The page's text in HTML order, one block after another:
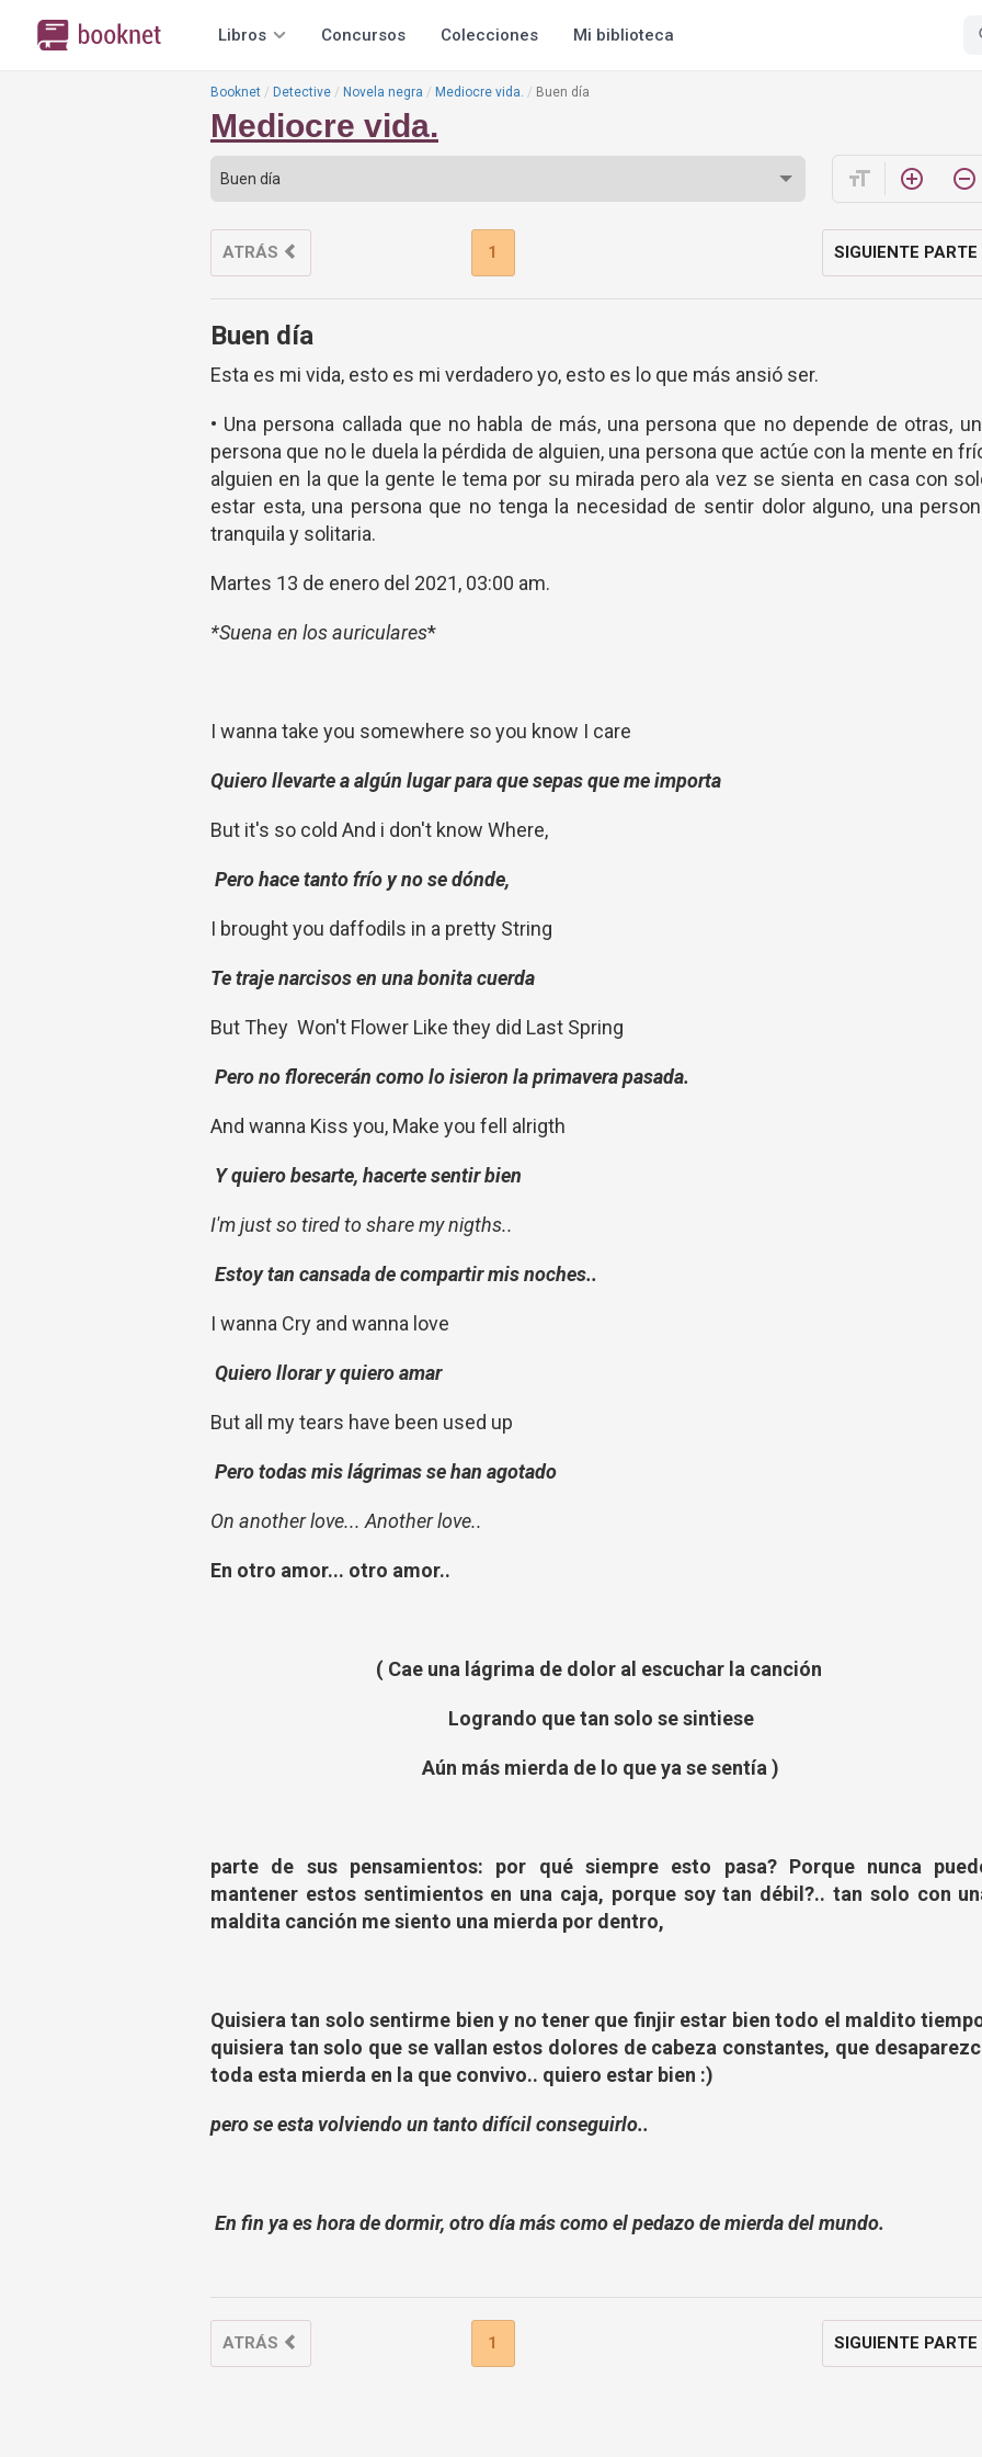
Libros Concursos Colecciones Mi biblioteca
Booknet Detective Novela negra Mediocre vida. Buen día
Mediocre vida.
format_size add_circle_outline remove_circle_outline
ATRÁS 1 SIGUIENTE PARTE
Buen día
Esta es mi vida, esto es mi verdadero yo, esto es lo que más ansió ser.
• Una persona callada que no habla de más, una persona que no depende de otras,
persona que no le duela la pérdida de alguien, una persona que actúe con la mente en
alguien en la que la gente le tema por su mirada pero ala vez se sienta en casa con
estar esta, una persona que no tenga la necesidad de sentir dolor alguno, una
tranquila y solitaria.
Martes 13 de enero del 2021, 03:00 am.
*Suena en los auriculares*
I wanna take you somewhere so you know I care
Quiero llevarte a algún lugar para que sepas que me importa
But it's so cold And i don't know Where,
Pero hace tanto frío y no se dónde,
I brought you daffodils in a pretty String
Te traje narcisos en una bonita cuerda
But They Won't Flower Like they did Last Spring
Pero no florecerán como lo isieron la primavera pasada.
And wanna Kiss you, Make you fell alrigth
Y quiero besarte, hacerte sentir bien
I'm just so tired to share my nigths..
Estoy tan cansada de compartir mis noches..
I wanna Cry and wanna love
Quiero llorar y quiero amar
But all my tears have been used up
Pero todas mis lágrimas se han agotado
On another love... Another love..
En otro amor... otro amor..
( Cae una lágrima de dolor al escuchar la canción
Logrando que tan solo se sintiese
Aún más mierda de lo que ya se sentía )
parte de sus pensamientos: por qué siempre esto pasa? Porque nunca
mantener estos sentimientos en una caja, porque soy tan débil?.. tan solo con
maldita canción me siento una mierda por dentro,
Quisiera tan solo sentirme bien y no tener que finjir estar bien todo el maldito
quisiera tan solo que se vallan estos dolores de cabeza constantes, que
toda esta mierda en la que convivo.. quiero estar bien :)
pero se esta volviendo un tanto difícil conseguirlo..
En fin ya es hora de dormir, otro día más como el pedazo de mierda del mundo.
ATRÁS 1 SIGUIENTE PARTE